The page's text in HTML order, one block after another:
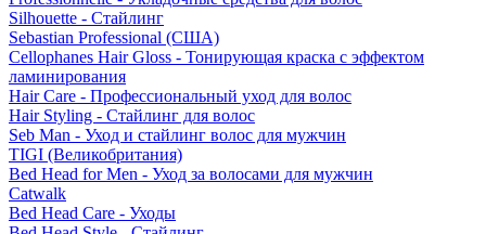
Silhouette - Стайлинг
Sebastian Professional (США)
Cellophanes Hair Gloss - Тонирующая краска с эффектом
ламинирования
Hair Care - Профессиональный уход для волос
Hair Styling - Стайлинг для волос
Seb Man - Уход и стайлинг волос для мужчин
TIGI (Великобритания)
Bed Head for Men - Уход за волосами для мужчин
Catwalk
Bed Head Care - Уходы